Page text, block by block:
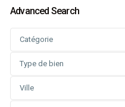
Advanced Search
Catégorie
Type de bien
Ville